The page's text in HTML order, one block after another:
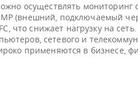
осуществлять мониторинг
(внешний, подключаемый
что снижает нагрузку на сеть.
сетевого и
применяются в бизнесе,